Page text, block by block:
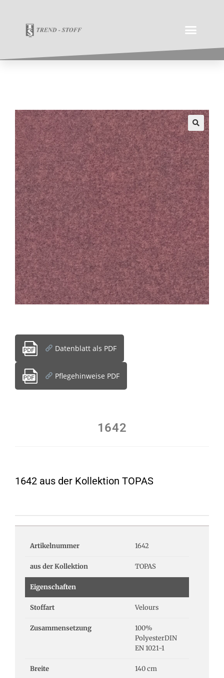
Datenblatt als PDF
Pflegehinweise PDF
1642
1642 aus der Kollektion TOPAS
Artikelnummer 1642
aus der Kollektion TOPAS
Eigenschaften
Stoffart Velours
Zusammensetzung
100%
PolyesterDIN
EN 1021-1
Breite 140 cm